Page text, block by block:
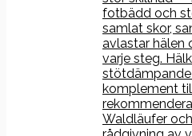
fotbädd och
samlat skor,
avlastar hälen
varje steg.
komplement
Waldläufer